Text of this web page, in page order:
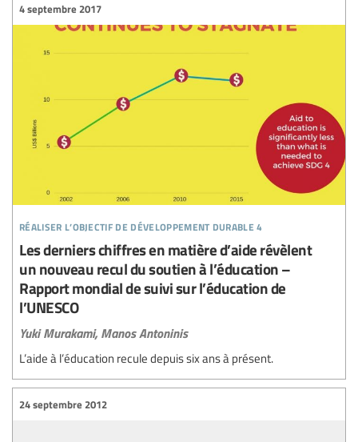
réaliser l’objectif de développement durable 4
4 septembre 2017
Les derniers chiffres en matière d’aide révèlent
un nouveau recul du soutien à l’éducation –
Rapport mondial de suivi sur l’éducation de
l’UNESCO
Yuki Murakami, Manos Antoninis
L’aide à l’éducation recule depuis six ans à présent.
24 septembre 2012